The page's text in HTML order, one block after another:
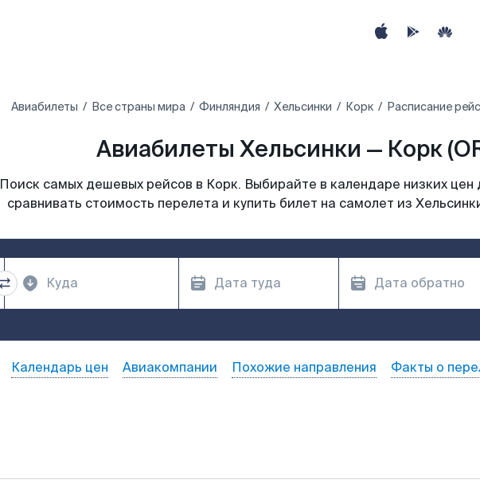
Авиабилеты Все страны мира Финляндия Хельсинки Корк Расписание
Авиабилеты Хельсинки — Корк
Поиск самых дешевых рейсов в Корк. Выбирайте в календаре низких цен
сравнивать стоимость перелета и купить билет на самолет из
Календарь цен Авиакомпании Похожие направления Факты о